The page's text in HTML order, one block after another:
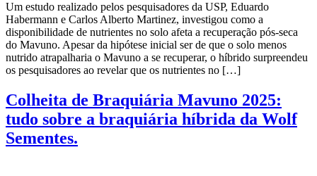
Um estudo realizado pelos pesquisadores da USP, Eduardo
Habermann e Carlos Alberto Martinez, investigou como a
disponibilidade de nutrientes no solo afeta a recuperação pós-seca
do Mavuno. Apesar da hipótese inicial ser de que o solo menos
nutrido atrapalharia o Mavuno a se recuperar, o híbrido surpreendeu
os pesquisadores ao revelar que os nutrientes no […]
Colheita de Braquiária Mavuno 2025:
tudo sobre a braquiária híbrida da Wolf
Sementes.